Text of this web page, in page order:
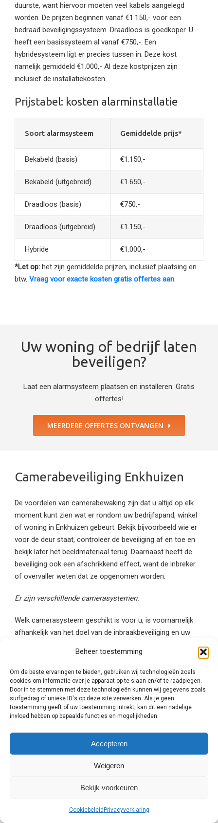
Beheer toestemming
Om de beste ervaringen te bieden, gebruiken wij technologieën zoals
cookies om informatie over je apparaat op te slaan en/of te raadplegen.
Door in te stemmen met deze technologieën kunnen wij gegevens zoals
surfgedrag of unieke ID's op deze site verwerken. Als je geen
toestemming geeft of uw toestemming intrekt, kan dit een nadelige
invloed hebben op bepaalde functies en mogelijkheden.
Accepteren
Weigeren
Bekijk voorkeuren
Cookiebeleid Privacyverklaring
duurste, want hiervoor moeten veel kabels aangelegd
worden. De prijzen beginnen vanaf €1.150,- voor een
bedraad beveiligingssysteem. Draadloos is goedkoper. U
heeft een basissysteem al vanaf €750,-. Een
hybridesysteem ligt er precies tussen in. Deze kost
namelijk gemiddeld €1.000,- Al deze kostprijzen zijn
inclusief de installatiekosten.
Prijstabel: kosten alarminstallatie
Soort alarmsysteem Gemiddelde prijs*
Bekabeld (basis) €1.150,-
Bekabeld (uitgebreid) €1.650,-
Draadloos (basis) €750,-
Draadloos (uitgebreid) €1.150,-
Hybride
€1.000,-
*Let op: het zijn gemiddelde prijzen, inclusief plaatsing en
btw. Vraag voor exacte kosten gratis offertes aan
Uw woning of bedrijf laten
beveiligen?
Laat een alarmsysteem plaatsen en installeren. Gratis
offertes!
MEERDERE OFFERTES ONTVANGEN
Camerabeveiliging Enkhuizen
De voordelen van camerabewaking zijn dat u altijd op elk
moment kunt zien wat er rondom uw bedrijfspand, winkel
of woning in Enkhuizen gebeurt. Bekijk bijvoorbeeld wie er
voor de deur staat, controleer de beveiliging af en toe en
bekijk later het beeldmateriaal terug. Daarnaast heeft de
beveiliging ook een afschrikkend effect, want de inbreker
of overvaller weten dat ze opgenomen worden.
Er zijn verschillende camerasystemen.
Welk camerasysteem geschikt is voor u, is voornamelijk
afhankelijk van het doel van de inbraakbeveiliging en uw
geschikt voor verre afstanden en met een
infraroodcamera bekijkt u de omgeving zelfs scherp in het
donker. Laat u daarom goed adviseren door een
beveiligingsexpert uit Enkhuizen envraag altijd meerdere
vrijblijvende offertes aanom te vergelijken!
beveiligingscamera
Bij een woning in Enkhuizen kiest men er meestal voor om
plaatsen. Zo kunt u altijd zien wie er voor de deur staat en
in de achtertuin is. Voor bedrijfspanden worden andere